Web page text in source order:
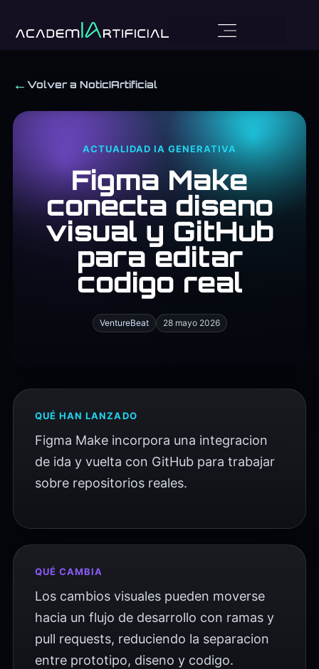
← Volver a NoticIArtificial
ACTUALIDAD IA GENERATIVA
Figma Make
conecta diseno
visual y GitHub
para editar
codigo real
VentureBeat 28 mayo 2026
QUÉ HAN LANZADO
Figma Make incorpora una integracion
de ida y vuelta con GitHub para trabajar
sobre repositorios reales.
QUÉ CAMBIA
Los cambios visuales pueden moverse
hacia un flujo de desarrollo con ramas y
pull requests, reduciendo la separacion
entre prototipo, diseno y codigo.